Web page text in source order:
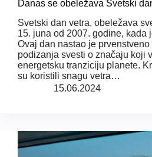
Danas se obeležava Svetski
Svetski dan vetra, obeležava
15. juna od 2007. godine, kada
Ovaj dan nastao je
podizanja svesti o značaju koji
energetsku tranziciju planete.
su koristili snagu vetra…
15.06.2024